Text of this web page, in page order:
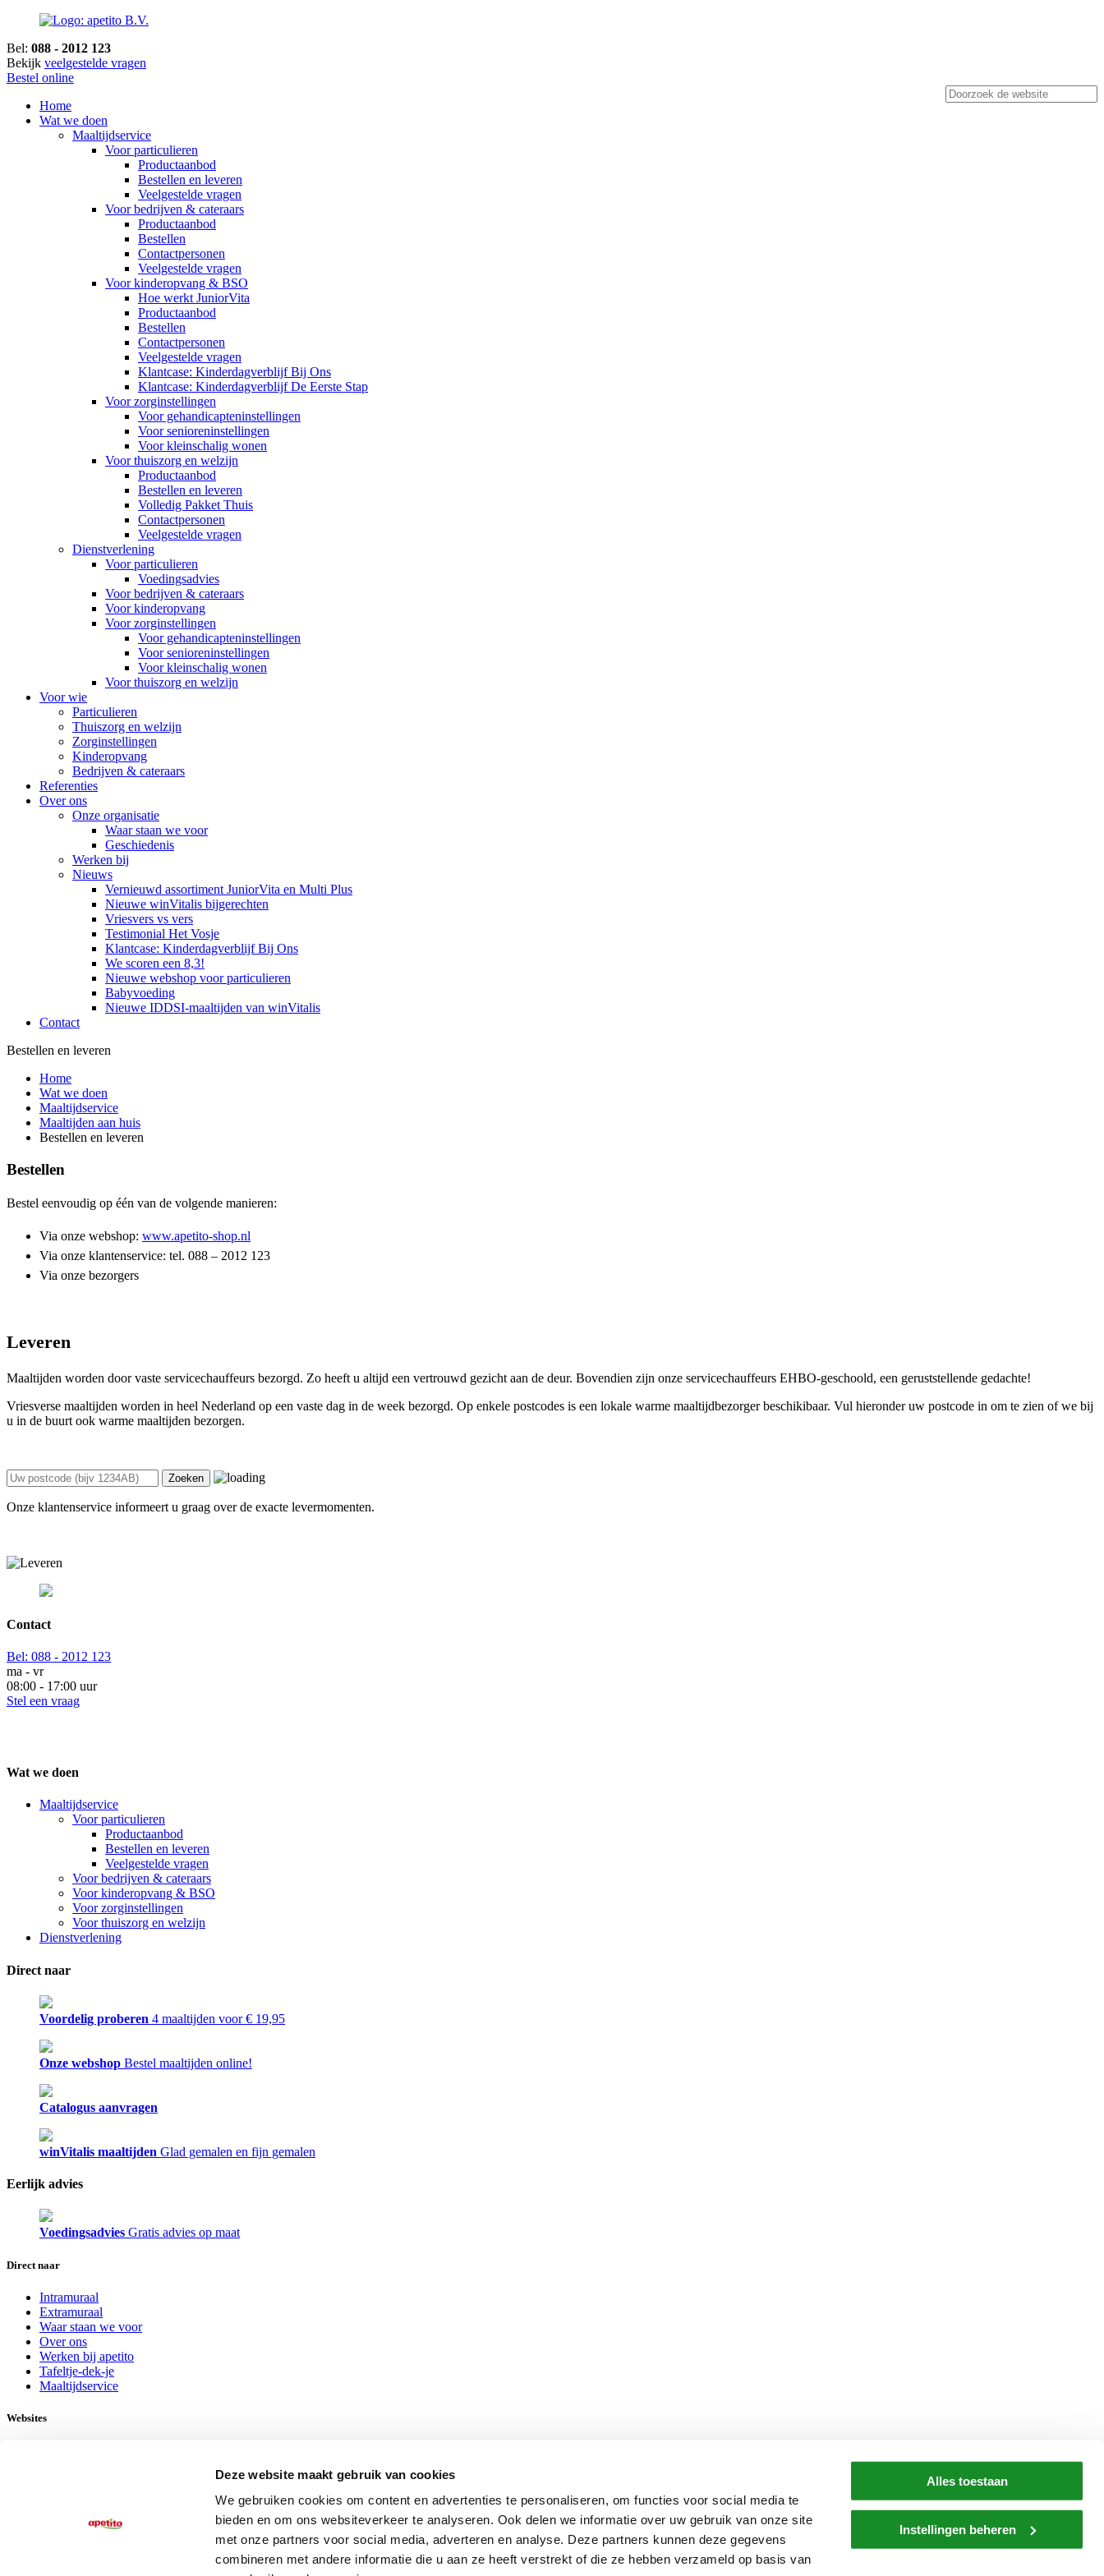
Deze website maakt gebruik van cookies
We gebruiken cookies om content en advertenties te personaliseren, om functies voor social media te
bieden en om ons websiteverkeer te analyseren. Ook delen we informatie over uw gebruik van onze site
met onze partners voor social media, adverteren en analyse. Deze partners kunnen deze gegevens
combineren met andere informatie die u aan ze heeft verstrekt of die ze hebben verzameld op basis van
Alles toestaan
Instellingen beheren
Bel: 088 - 2012 123
Bekijk veelgestelde vragen
Bestel online
Home
Wat we doen
Maaltijdservice
Voor particulieren
Productaanbod
Bestellen en leveren
Veelgestelde vragen
Voor bedrijven & cateraars
Productaanbod
Bestellen
Contactpersonen
Veelgestelde vragen
Voor kinderopvang & BSO
Hoe werkt JuniorVita
Productaanbod
Bestellen
Contactpersonen
Veelgestelde vragen
Klantcase: Kinderdagverblijf Bij Ons
Klantcase: Kinderdagverblijf De Eerste Stap
Voor zorginstellingen
Voor gehandicapteninstellingen
Voor senioreninstellingen
Voor kleinschalig wonen
Voor thuiszorg en welzijn
Productaanbod
Bestellen en leveren
Volledig Pakket Thuis
Contactpersonen
Veelgestelde vragen
Dienstverlening
Voor particulieren
Voedingsadvies
Voor bedrijven & cateraars
Voor kinderopvang
Voor zorginstellingen
Voor gehandicapteninstellingen
Voor senioreninstellingen
Voor kleinschalig wonen
Voor thuiszorg en welzijn
Voor wie
Particulieren
Thuiszorg en welzijn
Zorginstellingen
Kinderopvang
Bedrijven & cateraars
Referenties
Over ons
Onze organisatie
Waar staan we voor
Geschiedenis
Werken bij
Nieuws
Vernieuwd assortiment JuniorVita en Multi Plus
Nieuwe winVitalis bijgerechten
Vriesvers vs vers
Testimonial Het Vosje
Klantcase: Kinderdagverblijf Bij Ons
We scoren een 8,3!
Nieuwe webshop voor particulieren
Babyvoeding
Nieuwe IDDSI-maaltijden van winVitalis
Contact
Bestellen en leveren
Home
Wat we doen
Maaltijdservice
Maaltijden aan huis
Bestellen en leveren
Bestellen
Bestel eenvoudig op één van de volgende manieren:
Via onze webshop: www.apetito-shop.nl
Via onze klantenservice: tel. 088 – 2012 123
Via onze bezorgers
Leveren
Maaltijden worden door vaste servicechauffeurs bezorgd. Zo heeft u altijd een vertrouwd gezicht aan de deur. Bovendien zijn onze servicechauffeurs EHBO-geschoold, een geruststellende gedachte!
Vriesverse maaltijden worden in heel Nederland op een vaste dag in de week bezorgd. Op enkele postcodes is een lokale warme maaltijdbezorger beschikibaar. Vul hieronder uw postcode in om te zien of we bij
u in de buurt ook warme maaltijden bezorgen.
Zoeken
Onze klantenservice informeert u graag over de exacte levermomenten.
Contact
Bel: 088 - 2012 123
ma - vr
08:00 - 17:00 uur
Stel een vraag
Wat we doen
Maaltijdservice
Voor particulieren
Productaanbod
Bestellen en leveren
Veelgestelde vragen
Voor bedrijven & cateraars
Voor kinderopvang & BSO
Voor zorginstellingen
Voor thuiszorg en welzijn
Dienstverlening
Direct naar
Voordelig proberen 4 maaltijden voor € 19,95
Onze webshop Bestel maaltijden online!
Catalogus aanvragen
winVitalis maaltijden Glad gemalen en fijn gemalen
Eerlijk advies
Voedingsadvies Gratis advies op maat
Direct naar
Intramuraal
Extramuraal
Waar staan we voor
Over ons
Werken bij apetito
Tafeltje-dek-je
Maaltijdservice
Websites